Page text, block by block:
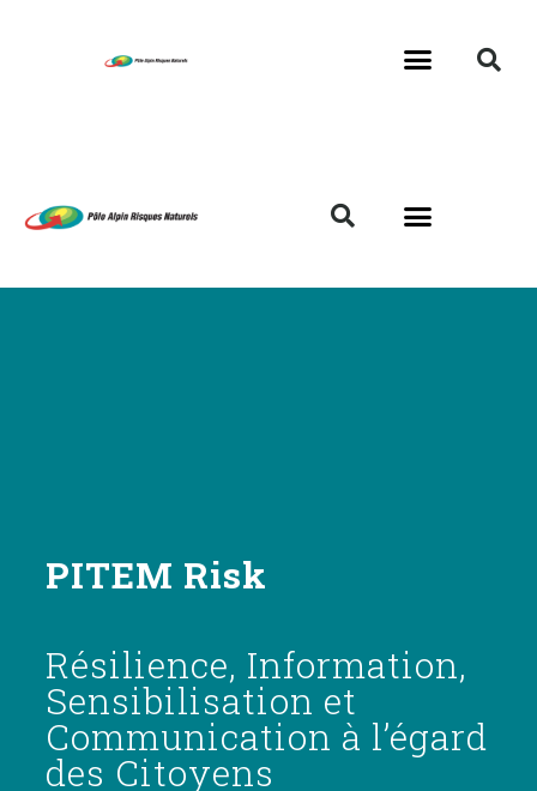
PITEM Risk
Résilience, Information,
Sensibilisation et
Communication à l’égard
des Citoyens